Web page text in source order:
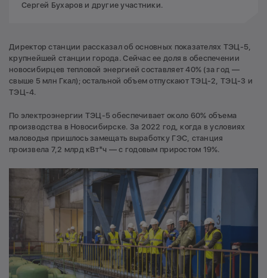
Сергей Бухаров и другие участники.
Директор станции рассказал об основных показателях ТЭЦ-5,
крупнейшей станции города. Сейчас ее доля в обеспечении
новосибирцев тепловой энергией составляет 40% (за год —
свыше 5 млн Гкал); остальной объем отпускают ТЭЦ-2, ТЭЦ-3 и
ТЭЦ-4.
По электроэнергии ТЭЦ-5 обеспечивает около 60% объема
производства в Новосибирске. За 2022 год, когда в условиях
маловодья пришлось замещать выработку ГЭС, станция
произвела 7,2 млрд кВт*ч — с годовым приростом 19%.